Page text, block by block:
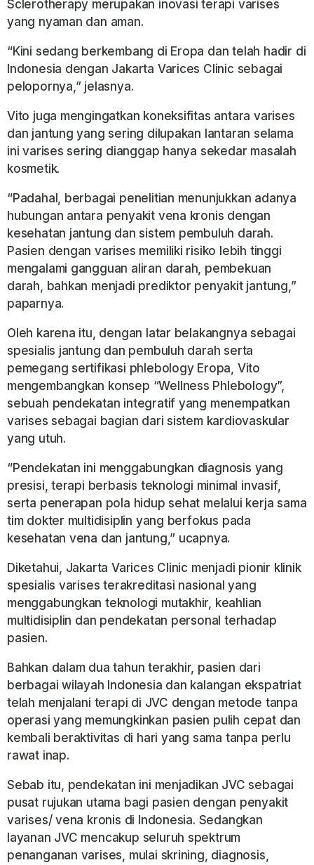
Sclerotherapy merupakan inovasi terapi varises
yang nyaman dan aman.
“Kini sedang berkembang di Eropa dan telah hadir di
Indonesia dengan Jakarta Varices Clinic sebagai
pelopornya,” jelasnya.
Vito juga mengingatkan koneksifitas antara varises
dan jantung yang sering dilupakan lantaran selama
ini varises sering dianggap hanya sekedar masalah
kosmetik.
“Padahal, berbagai penelitian menunjukkan adanya
hubungan antara penyakit vena kronis dengan
kesehatan jantung dan sistem pembuluh darah.
Pasien dengan varises memiliki risiko lebih tinggi
mengalami gangguan aliran darah, pembekuan
darah, bahkan menjadi prediktor penyakit jantung,”
paparnya.
Oleh karena itu, dengan latar belakangnya sebagai
spesialis jantung dan pembuluh darah serta
pemegang sertifikasi phlebology Eropa, Vito
mengembangkan konsep “Wellness Phlebology”,
sebuah pendekatan integratif yang menempatkan
varises sebagai bagian dari sistem kardiovaskular
yang utuh.
“Pendekatan ini menggabungkan diagnosis yang
presisi, terapi berbasis teknologi minimal invasif,
serta penerapan pola hidup sehat melalui kerja sama
tim dokter multidisiplin yang berfokus pada
kesehatan vena dan jantung,” ucapnya.
Diketahui, Jakarta Varices Clinic menjadi pionir klinik
spesialis varises terakreditasi nasional yang
menggabungkan teknologi mutakhir, keahlian
multidisiplin dan pendekatan personal terhadap
pasien.
Bahkan dalam dua tahun terakhir, pasien dari
berbagai wilayah Indonesia dan kalangan ekspatriat
telah menjalani terapi di JVC dengan metode tanpa
operasi yang memungkinkan pasien pulih cepat dan
kembali beraktivitas di hari yang sama tanpa perlu
rawat inap.
Sebab itu, pendekatan ini menjadikan JVC sebagai
pusat rujukan utama bagi pasien dengan penyakit
varises/ vena kronis di Indonesia. Sedangkan
layanan JVC mencakup seluruh spektrum
penanganan varises, mulai skrining, diagnosis,